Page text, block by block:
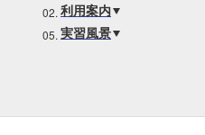
利用案内
実習風景